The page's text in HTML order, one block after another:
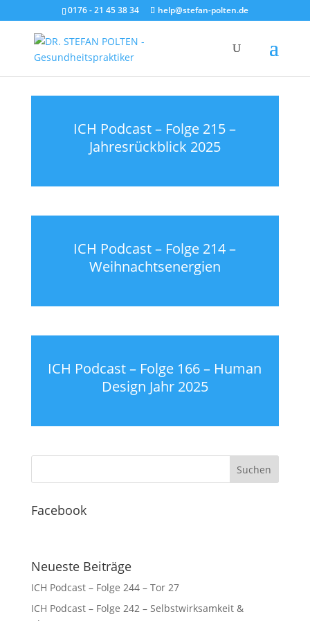
0176 - 21 45 38 34 help@stefan-polten.de
ICH Podcast – Folge 215 –
Jahresrückblick 2025
ICH Podcast – Folge 214 –
Weihnachtsenergien
ICH Podcast – Folge 166 – Human
Design Jahr 2025
Facebook
Neueste Beiträge
ICH Podcast – Folge 244 – Tor 27
ICH Podcast – Folge 242 – Selbstwirksamkeit &